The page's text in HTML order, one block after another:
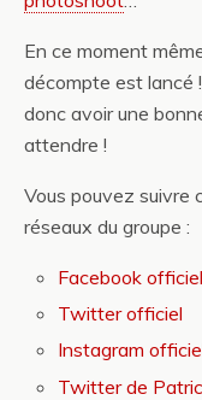
En ce moment
décompte est lancé
donc avoir une
attendre !
Vous pouvez suivre
réseaux du groupe :
Facebook officiel
Twitter officiel
Instagram
Twitter de